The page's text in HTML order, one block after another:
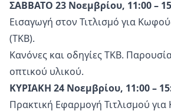
ΣΑΒΒΑΤΟ 23 Νοεμβρίου, 11:00 –
Εισαγωγή στον Τιτλισμό για
(ΤΚΒ).
Κανόνες και οδηγίες ΤΚΒ.
οπτικού υλικού.
ΚΥΡΙΑΚΗ 24 Νοεμβρίου, 11:00 –
Πρακτική Εφαρμογή Τιτλισμού